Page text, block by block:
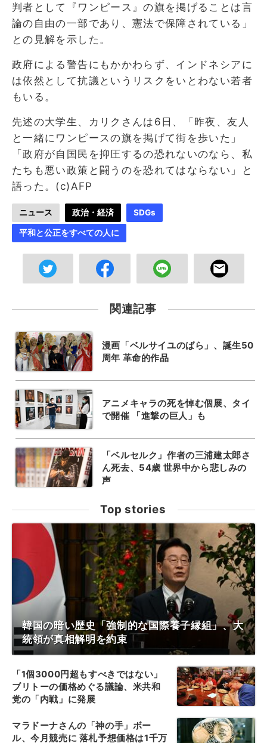
判者として『ワンピース』の旗を掲げることは言
論の自由の一部であり、憲法で保障されている」
との見解を示した。
政府による警告にもかかわらず、インドネシアに
は依然として抗議というリスクをいとわない若者
もいる。
先述の大学生、カリクさんは6日、「昨夜、友人
と一緒にワンピースの旗を掲げて街を歩いた」
「政府が自国民を抑圧するの恐れないのなら、私
たちも悪い政策と闘うのを恐れてはならない」と
語った。(c)AFP
ニュース 政治・経済 SDGs
平和と公正をすべての人に
関連記事
漫画「ベルサイユのばら」、誕生50
周年 革命的作品
アニメキャラの死を悼む個展、タイ
で開催 「進撃の巨人」も
「ベルセルク」作者の三浦建太郎さ
ん死去、54歳 世界中から悲しみの
声
Top stories
韓国の暗い歴史「強制的な国際養子縁組」、大
統領が真相解明を約束
「1個3000円超もすべきではない」
ブリトーの価格めぐる議論、米共和
党の「内戦」に発展
マラドーナさんの「神の手」ボー
ル、今月競売に 落札予想価格は1千万